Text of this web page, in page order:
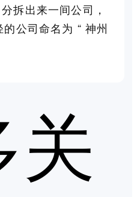
拆出来一间公司，
公司命名为 “ 神州